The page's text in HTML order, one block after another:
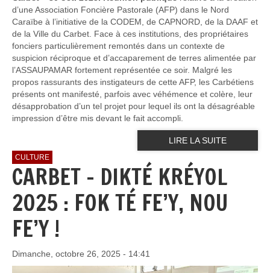
d’une Association Foncière Pastorale (AFP) dans le Nord
Caraïbe à l’initiative de la CODEM, de CAPNORD, de la DAAF et
de la Ville du Carbet. Face à ces institutions, des propriétaires
fonciers particulièrement remontés dans un contexte de
suspicion réciproque et d’accaparement de terres alimentée par
l’ASSAUPAMAR fortement représentée ce soir. Malgré les
propos rassurants des instigateurs de cette AFP, les Carbétiens
présents ont manifesté, parfois avec véhémence et colère, leur
désapprobation d’un tel projet pour lequel ils ont la désagréable
impression d’être mis devant le fait accompli.
LIRE LA SUITE
CULTURE
CARBET – DIKTÉ KRÉYOL
2025 : FOK TÉ FE’Y, NOU
FE’Y !
Dimanche, octobre 26, 2025 - 14:41